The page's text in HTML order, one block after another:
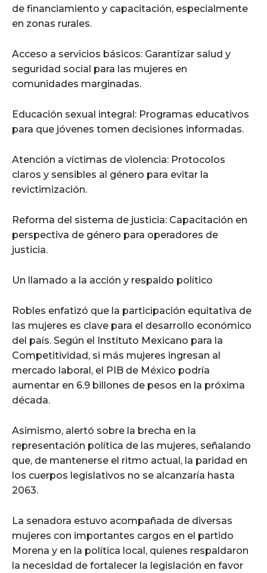
de financiamiento y capacitación, especialmente
en zonas rurales.
Acceso a servicios básicos: Garantizar salud y
seguridad social para las mujeres en
comunidades marginadas.
Educación sexual integral: Programas educativos
para que jóvenes tomen decisiones informadas.
Atención a víctimas de violencia: Protocolos
claros y sensibles al género para evitar la
revictimización.
Reforma del sistema de justicia: Capacitación en
perspectiva de género para operadores de
justicia.
Un llamado a la acción y respaldo político
Robles enfatizó que la participación equitativa de
las mujeres es clave para el desarrollo económico
del país. Según el Instituto Mexicano para la
Competitividad, si más mujeres ingresan al
mercado laboral, el PIB de México podría
aumentar en 6.9 billones de pesos en la próxima
década.
Asimismo, alertó sobre la brecha en la
representación política de las mujeres, señalando
que, de mantenerse el ritmo actual, la paridad en
los cuerpos legislativos no se alcanzaría hasta
2063.
La senadora estuvo acompañada de diversas
mujeres con importantes cargos en el partido
Morena y en la política local, quienes respaldaron
la necesidad de fortalecer la legislación en favor